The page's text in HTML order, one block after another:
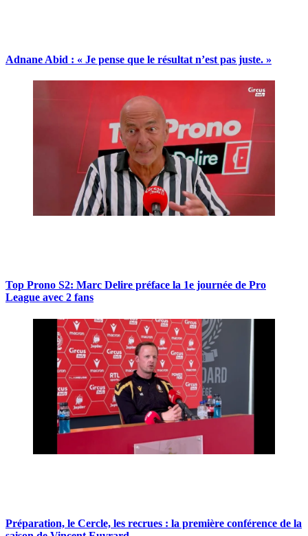
Adnane Abid : « Je pense que le résultat n’est pas juste. »
Top Prono S2: Marc Delire préface la 1e journée de Pro
League avec 2 fans
Préparation, le Cercle, les recrues : la première conférence de la